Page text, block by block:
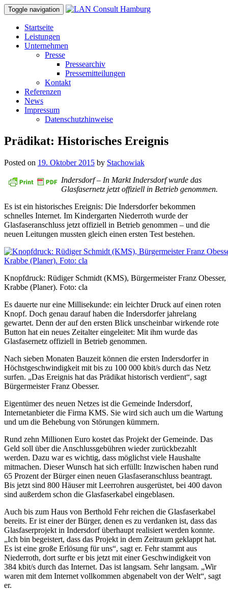
Toggle navigation
Startseite
Leistungen
Unternehmen
Presse
Pressearchiv
Pressemitteilungen
Kontakt
Referenzen
News
Impressum
Datenschutzhinweise
Prädikat: Historisches Ereignis
Posted on 19. Oktober 2015 by Stachowiak
Indersdorf – In Markt Indersdorf wurde das
Glasfasernetz jetzt offiziell in Betrieb genommen.
Es ist ein historisches Ereignis: Die Indersdorfer bekommen
schnelles Internet. Im Kindergarten Niederroth wurde der
Glasfaseranschluss jetzt offiziell in Betrieb genommen – und die
neuen Leitungen mussten gleich einen ersten Test bestehen.
Knopfdruck: Rüdiger Schmidt (KMS), Bürgermeister Franz
Krabbe (Planer). Foto: cla
Es dauerte nur eine Millisekunde: ein leichter Druck auf einen roten
Knopf. Doch genau darauf haben die Indersdorfer jahrelang
gewartet. Denn der auf den ersten Blick unscheinbar wirkende rote
Button hat ein neues Zeitalter eingeleitet: Mit ihm wurde das
Glasfasernetz offiziell in Betrieb genommen.
Nach sieben Monaten Bauzeit können die ersten Indersdorfer in
Höchstgeschwindigkeit mit bis zu 100 000 kbit/s durch das Netz
surfen. „Das Ereignis hat das Prädikat historisch verdient“, sagt
Bürgermeister Franz Obesser.
Eigentümer des neuen Netzes ist die Gemeinde Indersdorf,
Internetanbieter die Firma KMS. Sie wird sich auch um die Wartung
und um die Behebung von Störungen kümmern.
Rund zehn Millionen Euro kostet das Projekt der Gemeinde. Das
Geld soll über die Anschlussgebühren wieder zurückbezahlt
werden. Dazu war es wichtig, dass möglichst viele Haushalte
mitmachen. Dieser Wunsch hat sich erfüllt: Inzwischen haben rund
65 Prozent der Bürger einen neuen Glasfaseranschluss beantragt.
Bis jetzt sind 800 Häuser mit Leerrohren ausgerüstet, bei 400 davon
sind außerdem schon die Glasfaserkabel eingeblasen.
Auch bis zum Haus von Berthold Fehr reichen die Glasfaserkabel
bereits. Er ist einer der Bürger, denen es zu verdanken ist, dass das
Glasfaserprojekt in Indersdorf überhaupt realisiert werden konnte.
„Ich bin begeistert, dass das Projekt in dem Zeitraum geklappt hat.
Es ist eine große Erlösung für uns“, sagt er. Fehr stammt aus
Niederroth, dort surfte er bis jetzt mit einer Geschwindigkeit von
384 kbit/s durch das Internet. Das ist langsam. Sehr langsam. „Wir
waren mit dem Internet vollkommen abgenabelt von der Welt“, sagt
er.